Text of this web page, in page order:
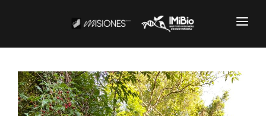
CARTOGRAFÍA
DOCUMENTOS INSTITUCIONALES